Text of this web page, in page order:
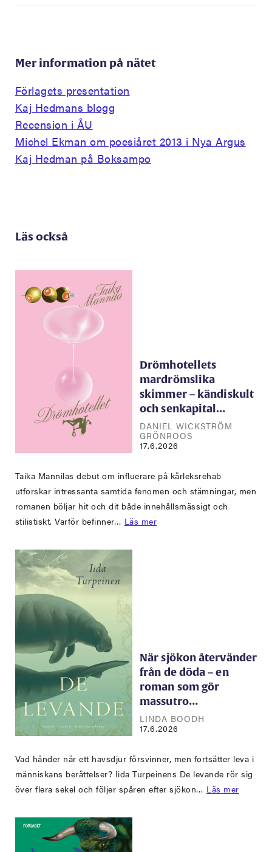
Mer information på nätet
Förlagets presentation
Kaj Hedmans blogg
Recension i ÅU
Michel Ekman om poesiåret 2013 i Nya Argus
Kaj Hedman på Boksampo
Läs också
Drömhotellets
mardrömslika
skimmer – kändiskult
och senkapital…
DANIEL WICKSTRÖM
GRÖNROOS
17.6.2026
Taika Mannilas debut om influerare på kärleksrehab
utforskar intressanta samtida fenomen och stämningar, men
romanen böljar hit och dit både innehållsmässigt och
stilistiskt. Varför befinner… Läs mer
När sjökon återvänder
från de döda – en
roman som gör
massutro…
LINDA BOODH
17.6.2026
Vad händer när ett havsdjur försvinner, men fortsätter leva i
människans berättelser? Iida Turpeinens De levande rör sig
över flera sekel och följer spåren efter sjökon… Läs mer